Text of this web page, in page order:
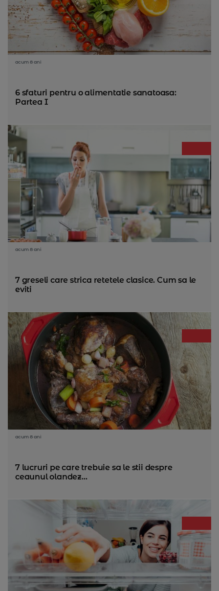
acum 8 ani
6 sfaturi pentru o alimentatie sanatoasa:
Partea I
acum 8 ani
7 greseli care strica retetele clasice. Cum sa le
eviti
acum 8 ani
7 lucruri pe care trebuie sa le stii despre
ceaunul olandez...